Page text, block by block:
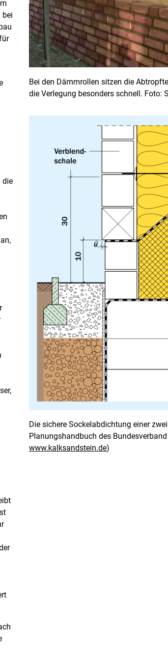
bei
die
Bei den Dämmrollen sitzen die
die Verlegung besonders schnell. Foto:
Die sichere Sockelabdichtung einer
Planungshandbuch des
www.kalksandstein.de)